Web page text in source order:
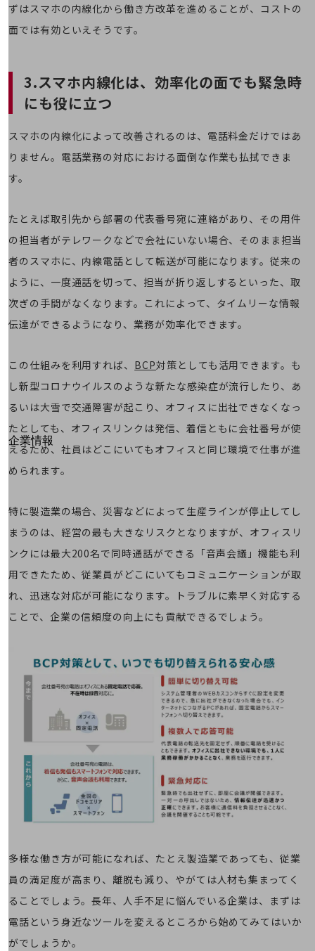
業界から見つける
製造業
小売・卸売業
地域産業
ゲーム感覚で見つける
NTTドコモビジネス
オンラインショップ
モバイル・ICTサービスをオンラインで
相談・申し込みができるバーチャルショップ
はじめての方へ
100回線以上のお問い合わせ・お見積りはこちら
別ウィンドウで開きます
企業情報
企業情報TOP
会社案内
組織
沿革
事業拠点
グループ会社
ニュースルームTOP
ニュースリリース
地域からの発表
重要なお知らせ
お知らせ
社外からの評価実績
サステナビリティ
サステナビリティTOP
NTTドコモビジネスグループのサステナビリティ
サステナビリティ基本方針
サステナビリティレポート
ダイバーシティ
経営情報
ずはスマホの内線化から働き方改革を進めることが、コストの
面では有効といえそうです。
3.スマホ内線化は、効率化の面でも緊急時
にも役に立つ
スマホの内線化によって改善されるのは、電話料金だけではあ
りません。電話業務の対応における面倒な作業も払拭できま
す。
たとえば取引先から部署の代表番号宛に連絡があり、その用件
の担当者がテレワークなどで会社にいない場合、そのまま担当
者のスマホに、内線電話として転送が可能になります。従来の
ように、一度通話を切って、担当が折り返しするといった、取
次ぎの手間がなくなります。これによって、タイムリーな情報
伝達ができるようになり、業務が効率化できます。
この仕組みを利用すれば、 BCP対策としても活用できます。も
し新型コロナウイルスのような新たな感染症が流行したり、あ
るいは大雪で交通障害が起こり、オフィスに出社できなくなっ
たとしても、オフィスリンクは発信、着信ともに会社番号が使
えるため、社員はどこにいてもオフィスと同じ環境で仕事が進
められます。
特に製造業の場合、災害などによって生産ラインが停止してし
まうのは、経営の最も大きなリスクとなりますが、オフィスリ
ンクには最大200名で同時通話ができる「音声会議」機能も利
用できたため、従業員がどこにいてもコミュニケーションが取
れ、迅速な対応が可能になります。トラブルに素早く対応する
ことで、企業の信頼度の向上にも貢献できるでしょう。
多様な働き方が可能になれば、たとえ製造業であっても、従業
員の満足度が高まり、離脱も減り、やがては人材も集まってく
ることでしょう。長年、人手不足に悩んでいる企業は、まずは
電話という身近なツールを変えるところから始めてみてはいか
がでしょうか。